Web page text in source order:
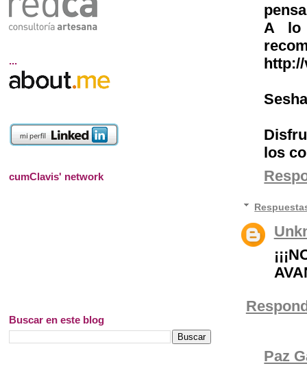
A lo
los
Paz
...
cumClavis' network
Buscar en este blog